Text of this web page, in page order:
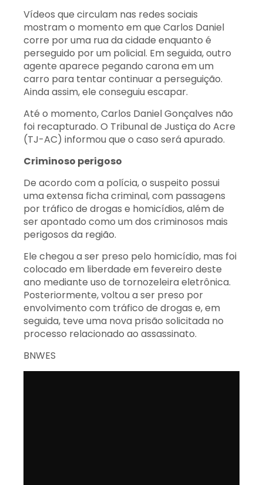
Vídeos que circulam nas redes sociais
mostram o momento em que Carlos Daniel
corre por uma rua da cidade enquanto é
perseguido por um policial. Em seguida, outro
agente aparece pegando carona em um
carro para tentar continuar a perseguição.
Ainda assim, ele conseguiu escapar.
Até o momento, Carlos Daniel Gonçalves não
foi recapturado. O Tribunal de Justiça do Acre
(TJ-AC) informou que o caso será apurado.
Criminoso perigoso
De acordo com a polícia, o suspeito possui
uma extensa ficha criminal, com passagens
por tráfico de drogas e homicídios, além de
ser apontado como um dos criminosos mais
perigosos da região.
Ele chegou a ser preso pelo homicídio, mas foi
colocado em liberdade em fevereiro deste
ano mediante uso de tornozeleira eletrônica.
Posteriormente, voltou a ser preso por
envolvimento com tráfico de drogas e, em
seguida, teve uma nova prisão solicitada no
processo relacionado ao assassinato.
BNWES